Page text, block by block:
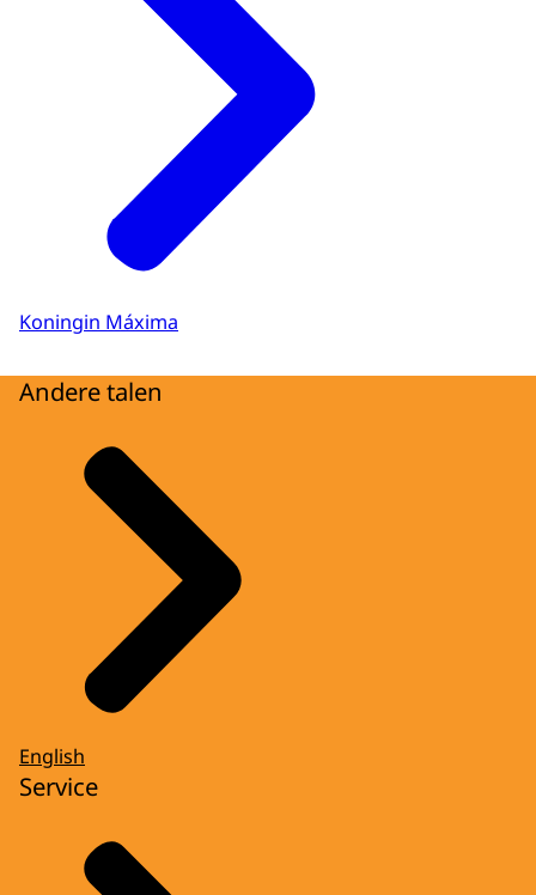
Koningin Máxima
Andere talen
English
Service